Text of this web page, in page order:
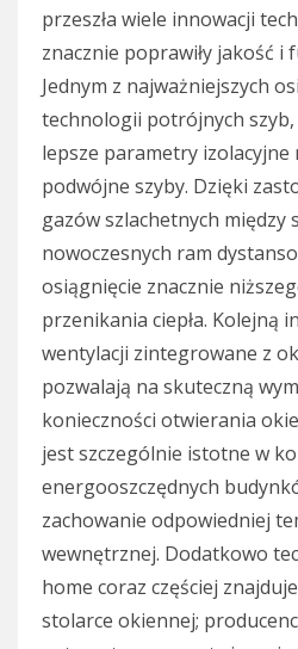
przeszła wiele innowacji
znacznie poprawiły jakość i
Jednym z najważniejszych
technologii potrójnych
lepsze parametry izolacyjne
podwójne szyby. Dzięki
gazów szlachetnych między
nowoczesnych ram
osiągnięcie znacznie
przenikania ciepła. Kolejną
wentylacji zintegrowane z
pozwalają na skuteczną
konieczności otwierania
jest szczególnie istotne w
energooszczędnych
zachowanie odpowiedniej
wewnętrznej. Dodatkowo
home coraz częściej
stolarce okiennej;